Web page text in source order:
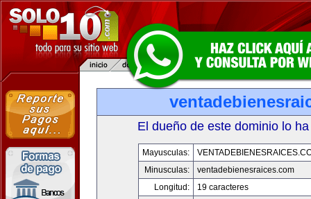
El dueño de este dominio lo
Mayusculas:
Minusculas:
ventadebienesraices.com
Longitud:
19 caracteres